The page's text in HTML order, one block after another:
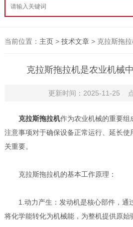
当前位置： 主页> 技术文章> 克拉斯拖拉机
克拉斯拖拉机是农业机械
更新时间：2025-11-25
克拉斯拖拉机作为农业机械的重要组
注意事项对于确保设备正常运行、延长使
关重要。
克拉斯拖拉机的基本工作原理：
1.动力产生：发动机是核心部件，通
将化学能转化为机械能，为整机提供原始